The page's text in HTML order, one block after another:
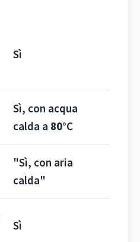
Sì
Sì, con acqua
calda a 80°C
"Sì, con aria
calda"
Sì